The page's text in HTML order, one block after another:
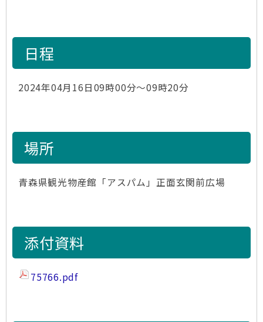
日程
2024年04月16日09時00分～09時20分
場所
青森県観光物産館「アスパム」正面玄関前広場
添付資料
75766.pdf